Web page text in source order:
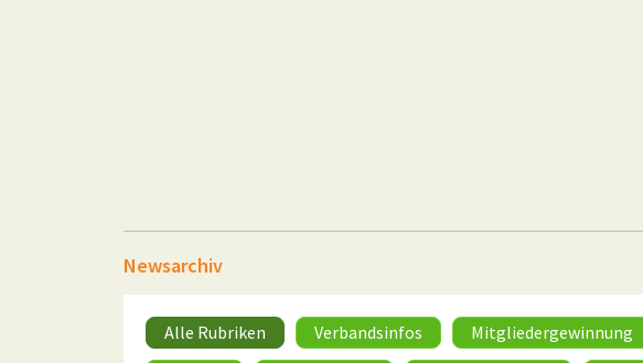
Newsarchiv
Alle Rubriken Verbandsinfos Mitgliedergewinnung